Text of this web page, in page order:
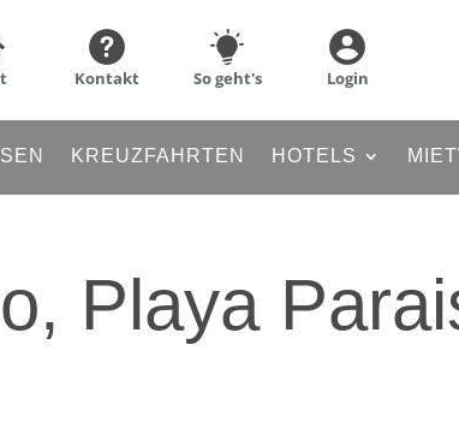
Kontakt So geht's Login
KREUZFAHRTEN HOTELS
Playa